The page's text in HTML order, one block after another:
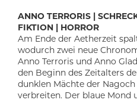
ANNO TERRORIS |
FIKTION | HORROR
Am Ende der Aetherzeit
wodurch zwei neue
Anno Terroris und Anno
den Beginn des Zeitalters
dunklen Mächte der
verbreiten. Der blaue Mond